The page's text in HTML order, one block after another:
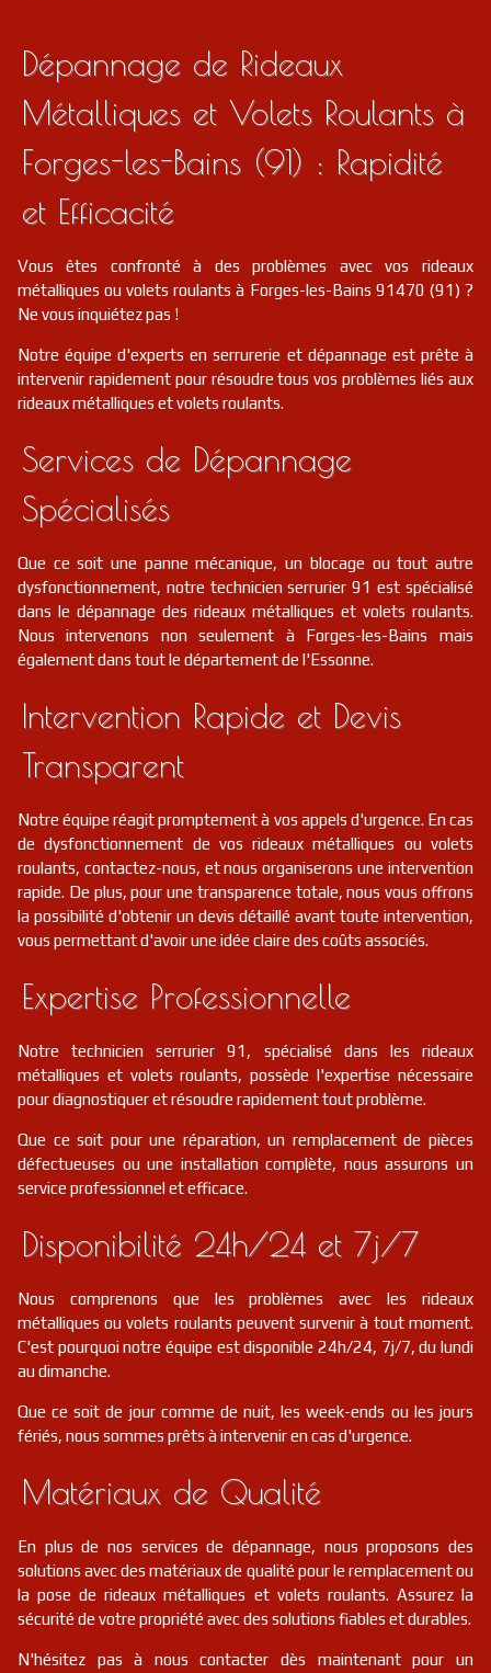
Dépannage de Rideaux
Métalliques et Volets Roulants à
Forges-les-Bains (91) : Rapidité
et Efficacité
Vous êtes confronté à des problèmes avec vos rideaux
métalliques ou volets roulants à Forges-les-Bains 91470 (91) ?
Ne vous inquiétez pas !
Notre équipe d'experts en serrurerie et dépannage est prête à
intervenir rapidement pour résoudre tous vos problèmes liés aux
rideaux métalliques et volets roulants.
Services de Dépannage
Spécialisés
Que ce soit une panne mécanique, un blocage ou tout autre
dysfonctionnement, notre technicien serrurier 91 est spécialisé
dans le dépannage des rideaux métalliques et volets roulants.
Nous intervenons non seulement à Forges-les-Bains mais
également dans tout le département de l'Essonne.
Intervention Rapide et Devis
Transparent
Notre équipe réagit promptement à vos appels d'urgence. En cas
de dysfonctionnement de vos rideaux métalliques ou volets
roulants, contactez-nous, et nous organiserons une intervention
rapide. De plus, pour une transparence totale, nous vous offrons
la possibilité d'obtenir un devis détaillé avant toute intervention,
vous permettant d'avoir une idée claire des coûts associés.
Expertise Professionnelle
Notre technicien serrurier 91, spécialisé dans les rideaux
métalliques et volets roulants, possède l'expertise nécessaire
pour diagnostiquer et résoudre rapidement tout problème.
Que ce soit pour une réparation, un remplacement de pièces
défectueuses ou une installation complète, nous assurons un
service professionnel et efficace.
Disponibilité 24h/24 et 7j/7
Nous comprenons que les problèmes avec les rideaux
métalliques ou volets roulants peuvent survenir à tout moment.
C'est pourquoi notre équipe est disponible 24h/24, 7j/7, du lundi
au dimanche.
Que ce soit de jour comme de nuit, les week-ends ou les jours
fériés, nous sommes prêts à intervenir en cas d'urgence.
Matériaux de Qualité
En plus de nos services de dépannage, nous proposons des
solutions avec des matériaux de qualité pour le remplacement ou
la pose de rideaux métalliques et volets roulants. Assurez la
sécurité de votre propriété avec des solutions fiables et durables.
N'hésitez pas à nous contacter dès maintenant pour un